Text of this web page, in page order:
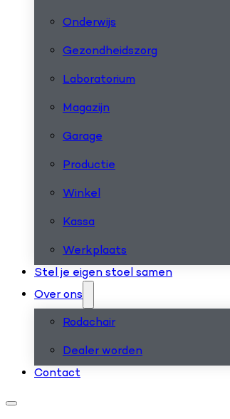
Onderwijs
Gezondheidszorg
Laboratorium
Magazijn
Garage
Productie
Winkel
Kassa
Werkplaats
Stel je eigen stoel samen
Over ons
Rodachair
Dealer worden
Contact